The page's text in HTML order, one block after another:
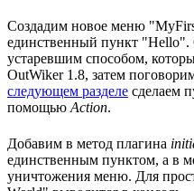
Создадим новое меню
единственный пункт "Hello".
устаревшим способом,
OutWiker 1.8, затем
следующем разделе сделаем
помощью Action.
Добавим в метод плагина
единственным пунктом, а в
уничтожения меню. Для